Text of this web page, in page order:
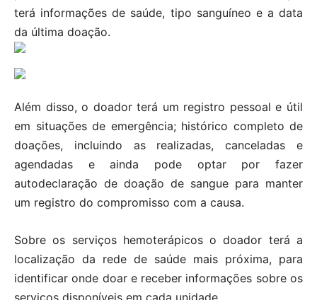
terá informações de saúde, tipo sanguíneo e a data
da última doação.
Além disso, o doador terá um registro pessoal e útil
em situações de emergência; histórico completo de
doações, incluindo as realizadas, canceladas e
agendadas e ainda pode optar por fazer
autodeclaração de doação de sangue para manter
um registro do compromisso com a causa.
Sobre os serviços hemoterápicos o doador terá a
localização da rede de saúde mais próxima, para
identificar onde doar e receber informações sobre os